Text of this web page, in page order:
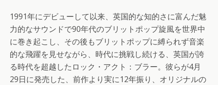
1991年にデビューして以来、英国的な知的さに富んだ魅
力的なサウンドで90年代のブリットポップ旋風を世界中
に巻き起こし、その後もブリットポップに縛られず音楽
的な飛躍を見せながら、時代に挑戦し続ける、英国が誇
る時代を超越したロック・アクト：ブラー。彼らが4月
29日に発売した、前作より実に12年振り、オリジナルの